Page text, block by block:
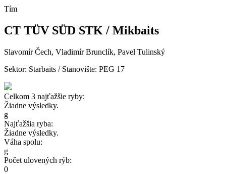
Tím
CT TÜV SÜD STK / Mikbaits
Slavomír Čech, Vladimír Brunclík, Pavel Tulinský
Sektor: Starbaits / Stanovište: PEG 17
Celkom 3 najťažšie ryby:
Žiadne výsledky.
g
Najťažšia ryba:
Žiadne výsledky.
Váha spolu:
g
Počet ulovených rýb:
0